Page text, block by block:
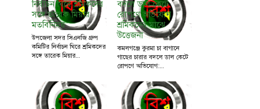
উপজেলা সদর সিএনজি গ্রুপ
কমিটির নির্বাচন ঘিরে শ্রমিকদের
সঙ্গে তারেক মিয়ার...
কমলগঞ্জে কুরমা চা বাগানে
গাছের চারার বদলে ডাল কেটে
রোপণে অভিযোগ:...